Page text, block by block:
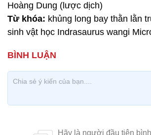
Hoàng Dung (lược dịch)
Từ khóa: khủng long bay thằn lằn
sinh vật học Indrasaurus wangi